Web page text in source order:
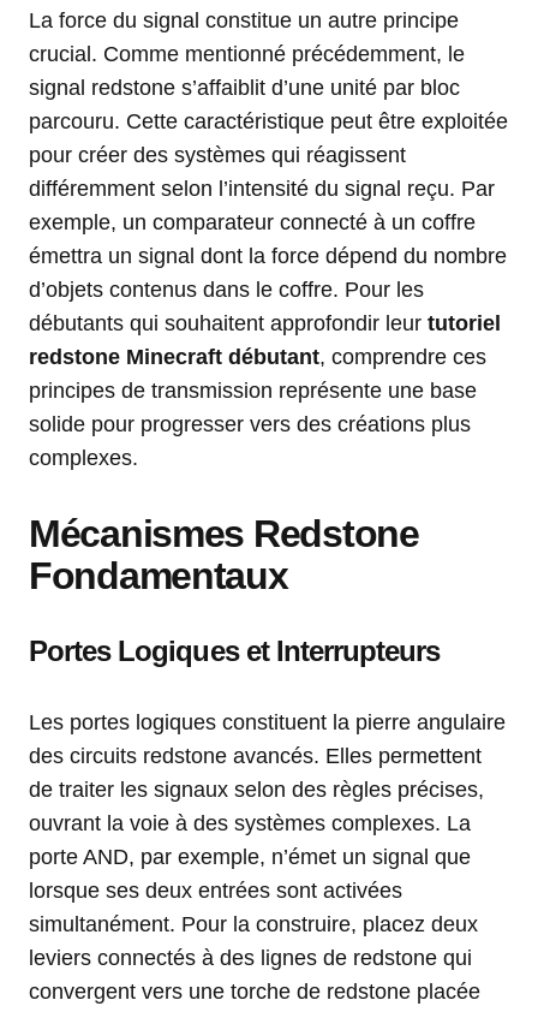
La force du signal constitue un autre principe
crucial. Comme mentionné précédemment, le
signal redstone s’affaiblit d’une unité par bloc
parcouru. Cette caractéristique peut être exploitée
pour créer des systèmes qui réagissent
différemment selon l’intensité du signal reçu. Par
exemple, un comparateur connecté à un coffre
émettra un signal dont la force dépend du nombre
d’objets contenus dans le coffre. Pour les
débutants qui souhaitent approfondir leur tutoriel
redstone Minecraft débutant, comprendre ces
principes de transmission représente une base
solide pour progresser vers des créations plus
complexes.
Mécanismes Redstone
Fondamentaux
Portes Logiques et Interrupteurs
Les portes logiques constituent la pierre angulaire
des circuits redstone avancés. Elles permettent
de traiter les signaux selon des règles précises,
ouvrant la voie à des systèmes complexes. La
porte AND, par exemple, n’émet un signal que
lorsque ses deux entrées sont activées
simultanément. Pour la construire, placez deux
leviers connectés à des lignes de redstone qui
convergent vers une torche de redstone placée